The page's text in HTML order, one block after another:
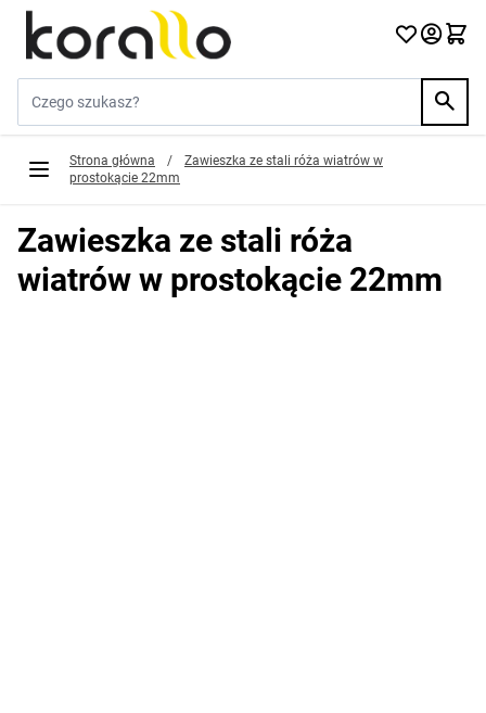
Przejdź do treści
Strona główna /
Zawieszka ze stali róża wiatrów w
prostokącie 22mm
Zawieszka ze stali róża
wiatrów w prostokącie 22mm